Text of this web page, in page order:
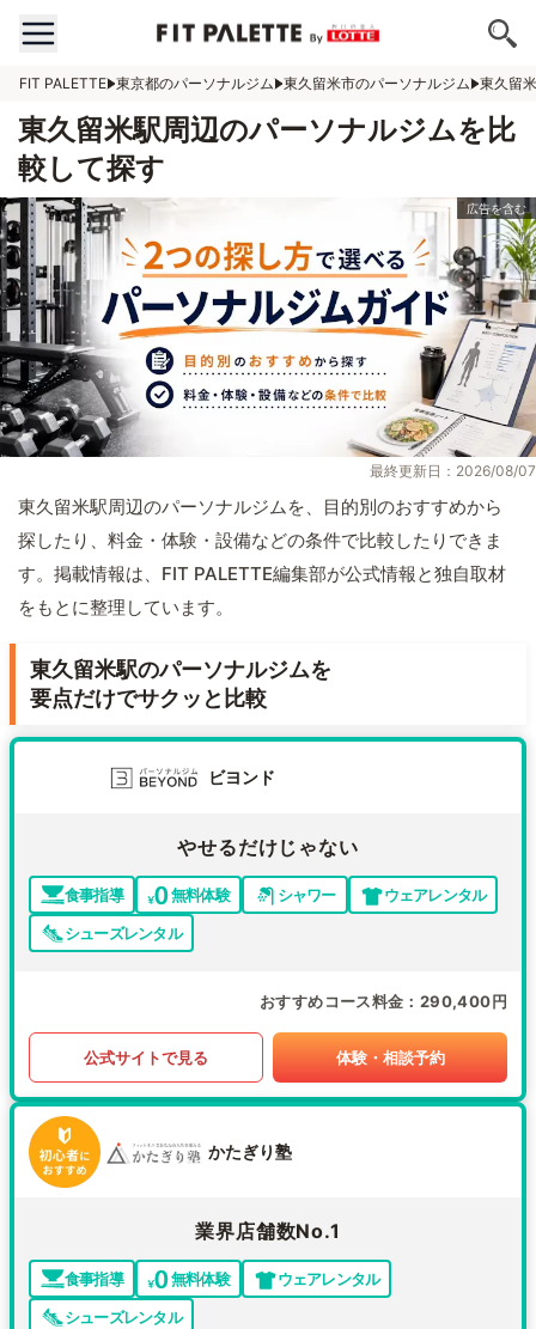
FIT PALETTE 東京都のパーソナルジム 東久留米市のパーソナルジム 東久留
東久留米駅周辺のパーソナルジムを比
較して探す
最終更新日：2026/08/07
東久留米駅周辺のパーソナルジムを、目的別のおすすめから
探したり、料金・体験・設備などの条件で比較したりできま
す。掲載情報は、FIT PALETTE編集部が公式情報と独自取材
をもとに整理しています。
東久留米駅のパーソナルジムを
要点だけでサクッと比較
ビヨンド
やせるだけじゃない
食事指導 無料体験 シャワー
ウェアレンタル
シューズレンタル
おすすめコース料金 290,400円
公式サイトで見る 体験・相談予約
かたぎり塾
業界店舗数No.1
食事指導 無料体験
ウェアレンタル
シューズレンタル